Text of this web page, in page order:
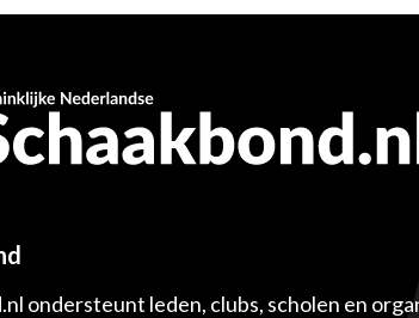
ondersteunt leden, clubs, scholen en